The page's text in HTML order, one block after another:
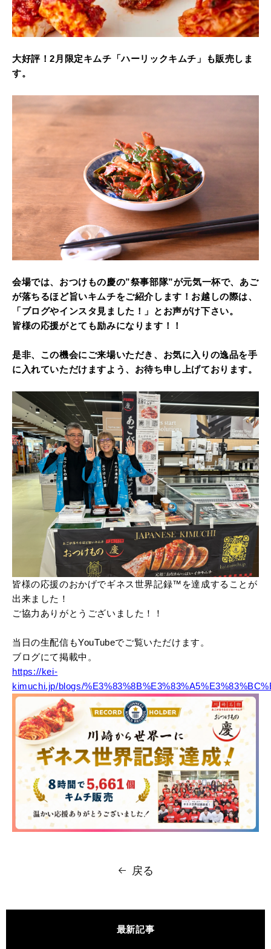
大好評！2月限定キムチ「ハーリックキムチ」も販売しま
す。
会場では、おつけもの慶の”祭事部隊”が元気一杯で、あご
が落ちるほど旨いキムチをご紹介します！お越しの際は、
「ブログやインスタ見ました！」とお声がけ下さい。
皆様の応援がとても励みになります！！
是非、この機会にご来場いただき、お気に入りの逸品を手
に入れていただけますよう、お待ち申し上げております。
皆様の応援のおかげでギネス世界記録™️を達成することが
出来ました！
ご協力ありがとうございました！！
当日の生配信もYouTubeでご覧いただけます。
ブログにて掲載中。
https://kei-
kimuchi.jp/blogs/
戻る
最新記事